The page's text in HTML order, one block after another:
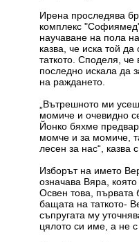
Ирена проследява
комплекс
научаване на пола
казва, че иска той
таткото. Споделя,
последно искала да
на раждането.
„Вътрешното ми
момиче и очевидно
Йонко бяхме
момче и за момиче,
лесен за нас“, казва
Изборът на името
означава Вяра,
Освен това, първата
бащата на таткото-
съпругата му
цялото си име, а не